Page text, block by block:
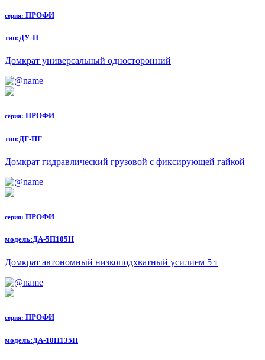
серия: ПРОФИ
тип:ДУ-П
Домкрат универсальный односторонний
серия: ПРОФИ
тип:ДГ-ПГ
Домкрат гидравлический грузовой с фиксирующей гайкой
серия: ПРОФИ
модель:ДА-5П105Н
Домкрат автономный низкоподхватный усилием 5 т
серия: ПРОФИ
модель:ДА-10П135Н